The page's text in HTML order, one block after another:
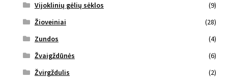
Vijoklinių gėlių sėklos
(9)
Žioveiniai
(28)
Zundos
(4)
Žvaigždūnės
(6)
Žvirgždulis
(2)